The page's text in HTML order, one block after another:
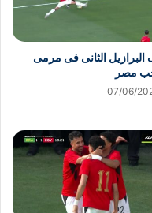
الثانى فى مرمى
مصر
07/06/